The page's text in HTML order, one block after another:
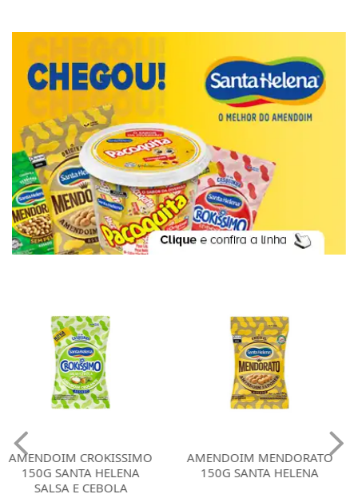
AMENDOIM MENDORATO
150G SANTA HELENA
AMENDOIM MENDORATO
150G SANTA HELENA SEM